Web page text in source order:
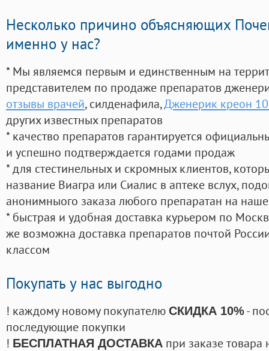
Несколько причино объясняющих
именно у нас?
* Мы являемся первым и единственным на
представителем по продаже препаратов
отзывы врачей, силденафила,Дженерик креон
других известных препаратов
* качество препаратов гарантируется
и успешно подтверждается годами продаж
* для стестинельных и скромных клиентов,
название Виагра или Сиалис в аптеке вслух,
анонимныого заказа любого препаратан на
* быстрая и удобная доставка курьером по
же возможна доставка препаратов почтой
классом
Покупать у нас выгодно
! каждому новому покупателю СКИДКА 10%-
последующие покупки
! БЕСПЛАТНАЯ ДОСТАВКА при заказе